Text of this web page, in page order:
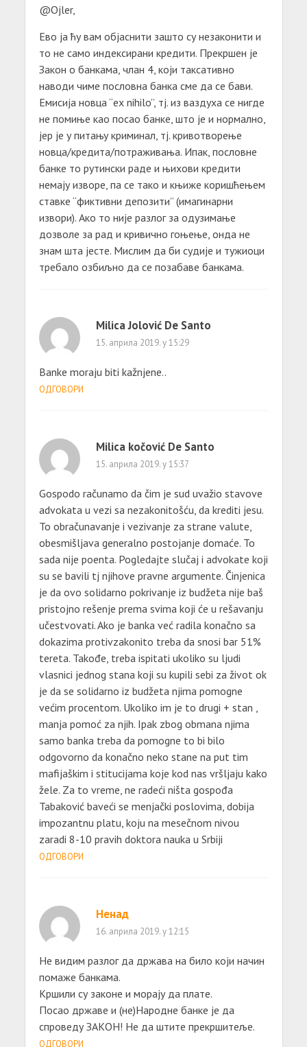
@Ojler,
Ево ја ћу вам објаснити зашто су незаконити и
то не само индексирани кредити. Прекршен је
Закон о банкама, члан 4, који таксативно
наводи чиме пословна банка сме да се бави.
Емисија новца “ex nihilo”, тј. из ваздуха се нигде
не помиње као посао банке, што је и нормално,
јер је у питању криминал, тј. кривотворење
новца/кредита/потраживања. Ипак, пословне
банке то рутински раде и њихови кредити
немају изворе, па се тако и књиже коришћењем
ставке “фиктивни депозити” (имагинарни
извори). Ако то није разлог за одузимање
дозволе за рад и кривично гоњење, онда не
знам шта јесте. Мислим да би судије и тужиоци
требало озбиљно да се позабаве банкама.
Milica Jolović De Santo
15. априла 2019. у 15:29
Banke moraju biti kažnjene..
ОДГОВОРИ
Milica kočović De Santo
15. априла 2019. у 15:37
Gospodo računamo da čim je sud uvažio stavove
advokata u vezi sa nezakonitošću, da krediti jesu.
To obračunavanje i vezivanje za strane valute,
obesmišljava generalno postojanje domaće. To
sada nije poenta. Pogledajte slučaj i advokate koji
su se bavili tj njihove pravne argumente. Činjenica
je da ovo solidarno pokrivanje iz budžeta nije baš
pristojno rešenje prema svima koji će u rešavanju
učestvovati. Ako je banka već radila konačno sa
dokazima protivzakonito treba da snosi bar 51%
tereta. Takođe, treba ispitati ukoliko su ljudi
vlasnici jednog stana koji su kupili sebi za život ok
je da se solidarno iz budžeta njima pomogne
većim procentom. Ukoliko im je to drugi + stan ,
manja pomoć za njih. Ipak zbog obmana njima
samo banka treba da pomogne to bi bilo
odgovorno da konačno neko stane na put tim
mafijaškim i stitucijama koje kod nas vršljaju kako
žele. Za to vreme, ne radeći ništa gospođa
Tabaković baveći se menjački poslovima, dobija
impozantnu platu, koju na mesečnom nivou
zaradi 8-10 pravih doktora nauka u Srbiji
ОДГОВОРИ
Ненад
16. априла 2019. у 12:15
Не видим разлог да држава на било који начин
помаже банкама.
Кршили су законе и морају да плате.
Посао државе и (не)Народне банке је да
спроведу ЗАКОН! Не да штите прекршитеље.
ОДГОВОРИ